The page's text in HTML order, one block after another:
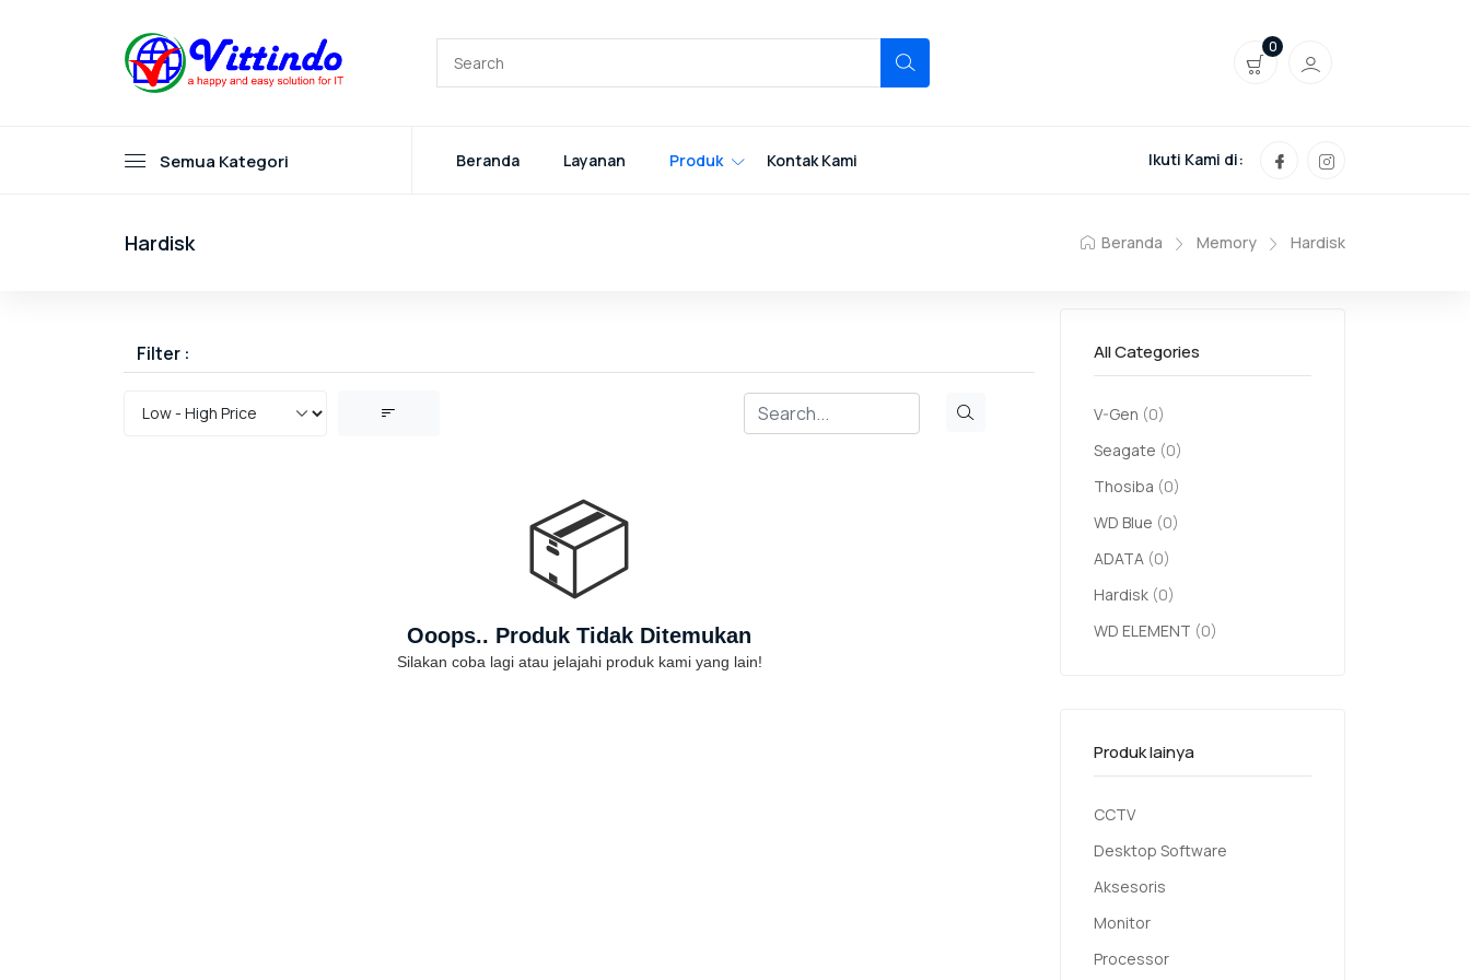
0
Semua Kategori Beranda Layanan Produk Kontak Kami Ikuti Kami di:
Hardisk Beranda Memory Hardisk
Filter :
📦
Ooops.. Produk Tidak Ditemukan
Silakan coba lagi atau jelajahi produk kami yang lain!
All Categories
V-Gen (0)
Seagate (0)
Thosiba (0)
WD Blue (0)
ADATA (0)
Hardisk (0)
WD ELEMENT (0)
Produk lainya
CCTV
Desktop Software
Aksesoris
Monitor
Processor